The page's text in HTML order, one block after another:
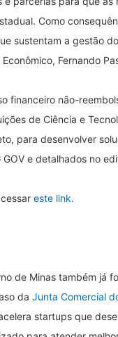
Como
sustentam a gestão
Fernando
financeiro não-
de Ciência e
para desenvolver
e detalhados no
este link.
de Minas também já
da Junta Comercial
startups que